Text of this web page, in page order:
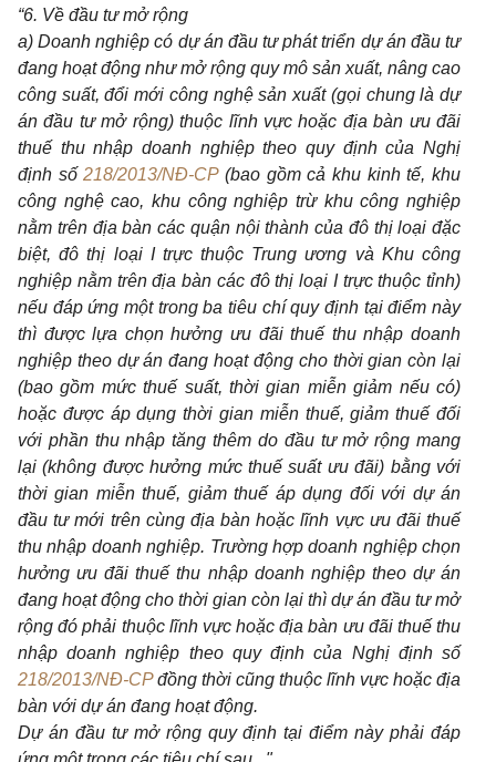
“6. Về đầu tư mở rộng
a) Doanh nghiệp có dự án đầu tư phát triển dự án đầu tư
đang hoạt động như mở rộng quy mô sản xuất, nâng cao
công suất, đổi mới công nghệ sản xuất (gọi chung là dự
án đầu tư mở rộng) thuộc lĩnh vực hoặc địa bàn ưu đãi
thuế thu nhập doanh nghiệp theo quy định của Nghị
định số218/2013/NĐ-CP(bao gồm cả khu kinh tế, khu
công nghệ cao, khu công nghiệp trừ khu công nghiệp
nằm trên địa bàn các quận nội thành của đô thị loại đặc
biệt, đô thị loại I trực thuộc Trung ương và Khu công
nghiệp nằm trên địa bàn các đô thị loại I trực thuộc tỉnh)
nếu đáp ứng một trong ba tiêu chí quy định tại điểm này
thì được lựa chọn hưởng ưu đãi thuế thu nhập doanh
nghiệp theo dự án đang hoạt động cho thời gian còn lại
(bao gồm mức thuế suất, thời gian miễn giảm nếu có)
hoặc được áp dụng thời gian miễn thuế, giảm thuế đối
với phần thu nhập tăng thêm do đầu tư mở rộng mang
lại (không được hưởng mức thuế suất ưu đãi) bằng với
thời gian miễn thuế, giảm thuế áp dụng đối với dự án
đầu tư mới trên cùng địa bàn hoặc lĩnh vực ưu đãi thuế
thu nhập doanh nghiệp. Trường hợp doanh nghiệp chọn
hưởng ưu đãi thuế thu nhập doanh nghiệp theo dự án
đang hoạt động cho thời gian còn lại thì dự án đầu tư mở
rộng đó phải thuộc lĩnh vực hoặc địa bàn ưu đãi thuế thu
nhập doanh nghiệp theo quy định của Nghị định số
218/2013/NĐ-CPđồng thời cũng thuộc lĩnh vực hoặc địa
bàn với dự án đang hoạt động.
Dự án đầu tư mở rộng quy định tại điểm này phải đáp